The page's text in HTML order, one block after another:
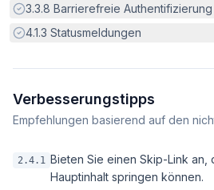
Erfüllt:
3.3.8 Barrierefreie Authentifizierung
Erfüllt:
4.1.3 Statusmeldungen
Verbesserungstipps
Empfehlungen basierend auf den
2.4.1 Bieten Sie einen Skip-Link an,
Hauptinhalt springen können.